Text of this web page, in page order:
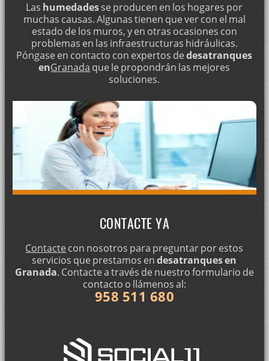
Las humedadesse producen en los hogares por
muchas causas. Algunas tienen que ver con el mal
estado de los muros, y en otras ocasiones con
problemas en las infraestructuras hidráulicas.
Póngase en contacto con expertos dedesatranques
enGranada que le propondrán las mejores
soluciones.
CONTACTE YA
Contacte con nosotros para preguntar por estos
servicios que prestamos endesatranques en
Granada. Contacte a través de nuestro formulario de
contacto o llámenos al:
958 511 680